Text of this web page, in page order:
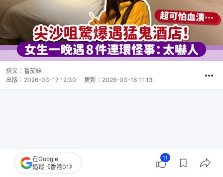
撰文： 番茄妹
出版： 2026-03-17 12:30 更新： 2026-03-18 11:13
在Google
追蹤《香港01》
11